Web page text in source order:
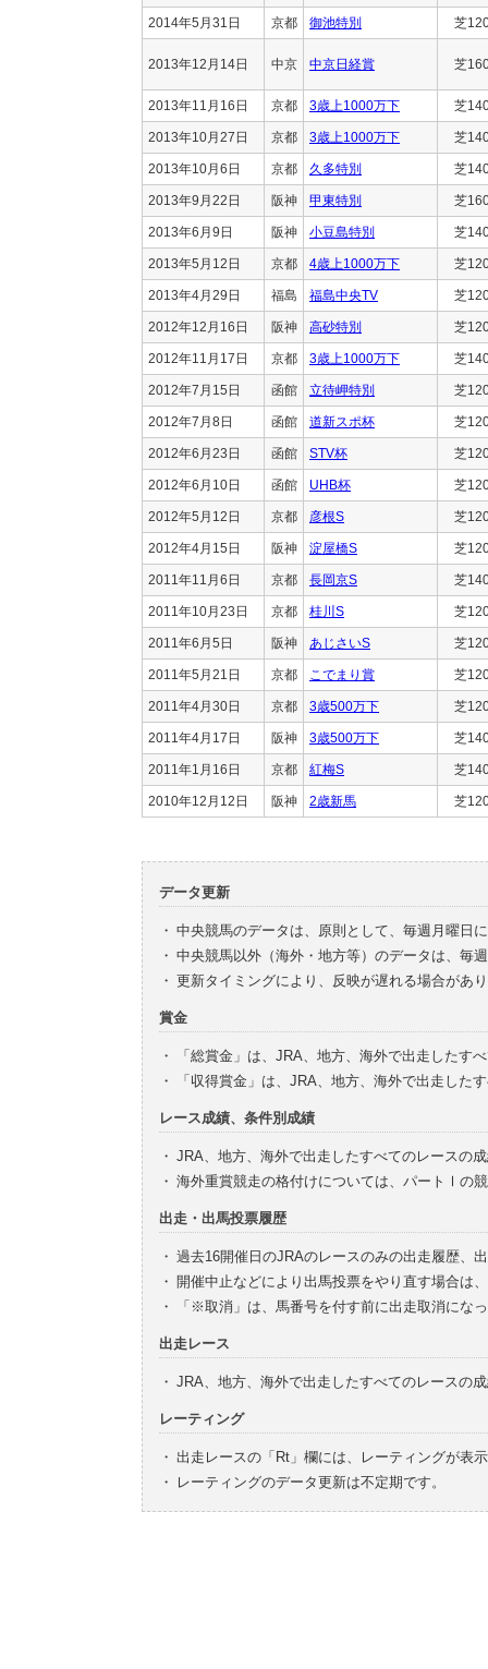
2014年5月31日 京都 御池特別 芝
2013年12月14日 中京 中京日経賞 芝
2013年11月16日 京都 3歳上1000万下 芝
2013年10月27日 京都 3歳上1000万下 芝
2013年10月6日 京都 久多特別 芝
2013年9月22日 阪神 甲東特別 芝
2013年6月9日 阪神 小豆島特別 芝
2013年5月12日 京都 4歳上1000万下 芝
2013年4月29日 福島 福島中央TV 芝
2012年12月16日 阪神 高砂特別 芝
2012年11月17日 京都 3歳上1000万下 芝
2012年7月15日 函館 立待岬特別 芝
2012年7月8日 函館 道新スポ杯 芝
2012年6月23日 函館 STV杯 芝
2012年6月10日 函館 UHB杯 芝
2012年5月12日 京都 彦根S 芝
2012年4月15日 阪神 淀屋橋S 芝
2011年11月6日 京都 長岡京S 芝
2011年10月23日 京都 桂川S 芝
2011年6月5日 阪神 あじさいS 芝
2011年5月21日 京都 こでまり賞 芝
2011年4月30日 京都 3歳500万下 芝
2011年4月17日 阪神 3歳500万下 芝
2011年1月16日 京都 紅梅S 芝
2010年12月12日 阪神 2歳新馬 芝
データ更新
・ 中央競馬のデータは、原則として、毎週月曜日
・ 中央競馬以外（海外・地方等）のデータは、毎
・ 更新タイミングにより、反映が遅れる場合があ
賞金
・
「総賞金」は、JRA、地方、海外で出走したす
・
「収得賞金」は、JRA、地方、海外で出走した
レース成績、条件別成績
・ JRA、地方、海外で出走したすべてのレースの
・ 海外重賞競走の格付けについては、パートⅠの
出走・出馬投票履歴
・ 過去16開催日のJRAのレースのみの出走履歴、
・ 開催中止などにより出馬投票をやり直す場合は
・
「※取消」は、馬番号を付す前に出走取消にな
出走レース
・ JRA、地方、海外で出走したすべてのレースの
レーティング
・ 出走レースの「Rt」欄には、レーティングが表
・
レーティングのデータ更新は不定期です。